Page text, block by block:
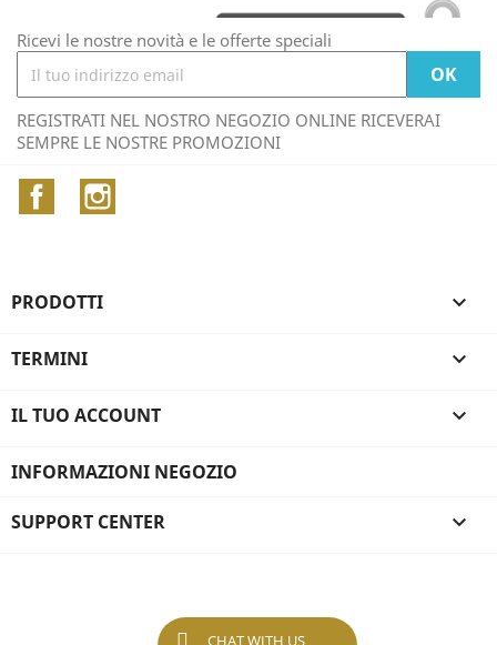
Ricevi le nostre novità e le offerte speciali
REGISTRATI NEL NOSTRO NEGOZIO ONLINE RICEVERAI
SEMPRE LE NOSTRE PROMOZIONI
Facebook
PRODOTTI 
TERMINI 
IL TUO ACCOUNT 
INFORMAZIONI NEGOZIO
SUPPORT CENTER 
CHAT WITH US